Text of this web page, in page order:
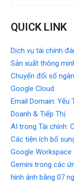
QUICK LINK
Dịch vụ tài chính
Sản xuất thông
Chuyển đổi số
Google Cloud
Email Domain: Yếu
Doanh & Tiếp Thị
AI trong Tài chính:
Các tiện ích bổ
Google Workspace
Gemini trong các
hình ảnh bằng 07